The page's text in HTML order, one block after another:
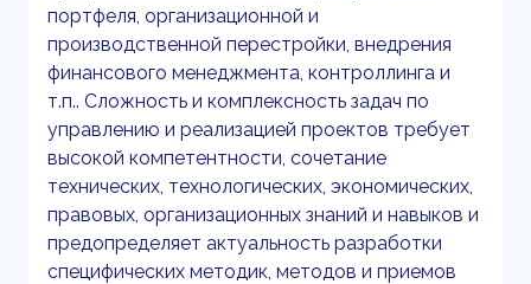
портфеля, организационной и
производственной перестройки, внедрения
финансового менеджмента, контроллинга и
т.п.. Сложность и комплексность задач по
управлению и реализацией проектов требует
высокой компетентности, сочетание
технических, технологических, экономических,
правовых, организационных знаний и навыков и
предопределяет актуальность разработки
специфических методик, методов и приемов